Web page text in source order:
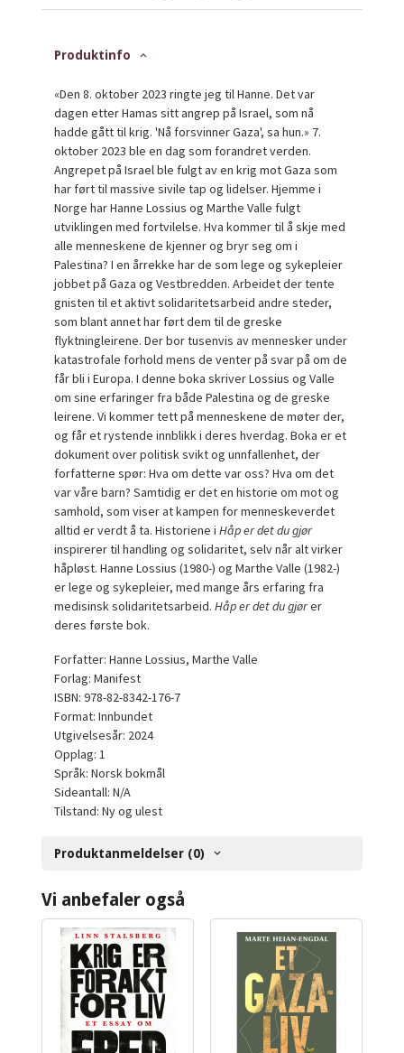
Produktinfo
«Den 8. oktober 2023 ringte jeg til Hanne. Det var
dagen etter Hamas sitt angrep på Israel, som nå
hadde gått til krig. 'Nå forsvinner Gaza', sa hun.» 7.
oktober 2023 ble en dag som forandret verden.
Angrepet på Israel ble fulgt av en krig mot Gaza som
har ført til massive sivile tap og lidelser. Hjemme i
Norge har Hanne Lossius og Marthe Valle fulgt
utviklingen med fortvilelse. Hva kommer til å skje med
alle menneskene de kjenner og bryr seg om i
Palestina? I en årrekke har de som lege og sykepleier
jobbet på Gaza og Vestbredden. Arbeidet der tente
gnisten til et aktivt solidaritetsarbeid andre steder,
som blant annet har ført dem til de greske
flyktningleirene. Der bor tusenvis av mennesker under
katastrofale forhold mens de venter på svar på om de
får bli i Europa. I denne boka skriver Lossius og Valle
om sine erfaringer fra både Palestina og de greske
leirene. Vi kommer tett på menneskene de møter der,
og får et rystende innblikk i deres hverdag. Boka er et
dokument over politisk svikt og unnfallenhet, der
forfatterne spør: Hva om dette var oss? Hva om det
var våre barn? Samtidig er det en historie om mot og
samhold, som viser at kampen for menneskeverdet
alltid er verdt å ta. Historiene iHåp er det du gjør
inspirerer til handling og solidaritet, selv når alt virker
håpløst. Hanne Lossius (1980-) og Marthe Valle (1982-)
er lege og sykepleier, med mange års erfaring fra
medisinsk solidaritetsarbeid.Håp er det du gjører
deres første bok.
Forfatter: Hanne Lossius, Marthe Valle
Forlag: Manifest
ISBN: 978-82-8342-176-7
Format: Innbundet
Utgivelsesår: 2024
Opplag: 1
Språk: Norsk bokmål
Sideantall: N/A
Tilstand: Ny og ulest
Produktanmeldelser (0)
Vi anbefaler også